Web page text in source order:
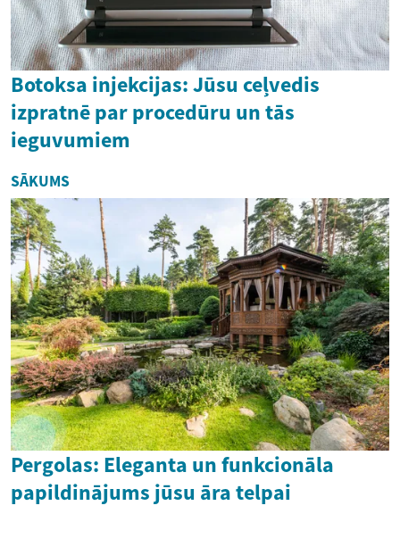
Botoksa injekcijas: Jūsu ceļvedis
izpratnē par procedūru un tās
ieguvumiem
SĀKUMS
Pergolas: Eleganta un funkcionāla
papildinājums jūsu āra telpai